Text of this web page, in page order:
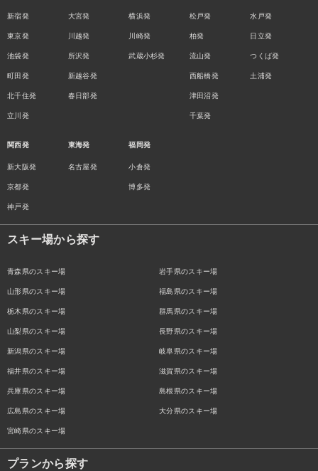
新宿発
東京発
池袋発
町田発
北千住発
立川発
大宮発
川越発
所沢発
新越谷発
春日部発
横浜発
川崎発
武蔵小杉発
松戸発
柏発
流山発
西船橋発
津田沼発
千葉発
水戸発
日立発
つくば発
土浦発
関西発
新大阪発
京都発
神戸発
東海発
名古屋発
福岡発
小倉発
博多発
スキー場から探す
青森県のスキー場 岩手県のスキー場
山形県のスキー場 福島県のスキー場
栃木県のスキー場 群馬県のスキー場
山梨県のスキー場 長野県のスキー場
新潟県のスキー場 岐阜県のスキー場
福井県のスキー場 滋賀県のスキー場
兵庫県のスキー場 島根県のスキー場
広島県のスキー場 大分県のスキー場
宮崎県のスキー場
プランから探す